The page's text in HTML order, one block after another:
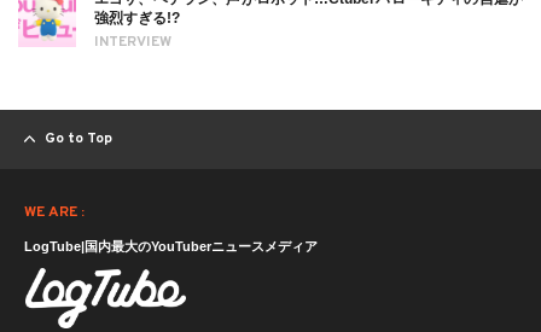
INTERVIEW
強烈すぎる!?
Go to Top
WE ARE :
LogTube|国内最大のYouTuberニュースメディア